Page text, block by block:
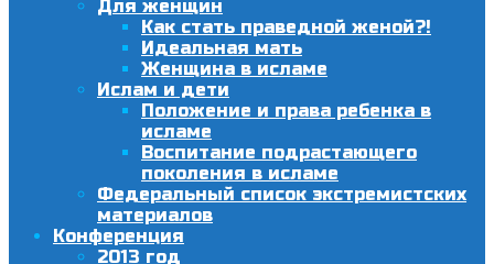
Для женщин
Как стать праведной женой?!
Идеальная мать
Женщина в исламе
Ислам и дети
Положение и права ребенка в
исламе
Воспитание подрастающего
поколения в исламе
Федеральный список экстремистских
материалов
Конференция
2013 год